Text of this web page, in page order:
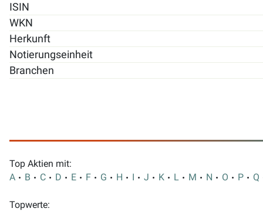
ISIN
WKN
Herkunft
Notierungseinheit
Branchen
Top Aktien mit:
A
B C D E F G H I J K L M N O P Q
Topwerte: